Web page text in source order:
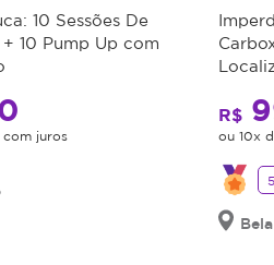
10 Sessões De
10 Pump Up com
com juros
R$
ou 10x
5